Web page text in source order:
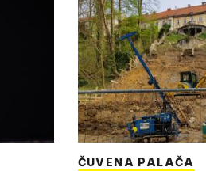
ČUVENA PALAČA